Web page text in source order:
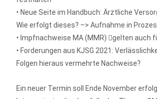
• Neue Seite im Handbuch: Ärztliche
Wie erfolgt dieses? –> Aufnahme in
• Impfnachweise MA (MMR) gelten auch
• Forderungen aus KJSG 2021:
Folgen hieraus vermehrte Nachweise?
Ein neuer Termin soll Ende November